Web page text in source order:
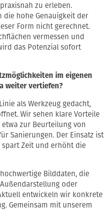
zu erleben.
die hohe Genauigkeit der
Form nicht gerechnet.
vermessen und
das Potenzial sofort
im eigenen
weiter vertiefen?
als Werkzeug gedacht,
Wir sehen klare Vorteile
zur Beurteilung von
Sanierungen. Der Einsatz ist
Zeit und erhöht die
Bilddaten, die
oder
entwickeln wir konkrete
Gemeinsam mit unserem